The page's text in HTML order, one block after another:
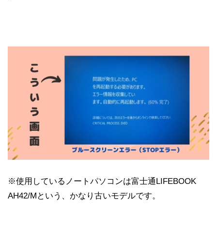
※使用しているノートパソコンは富士通LIFEBOOK
AH42/Mという、かなり古いモデルです。